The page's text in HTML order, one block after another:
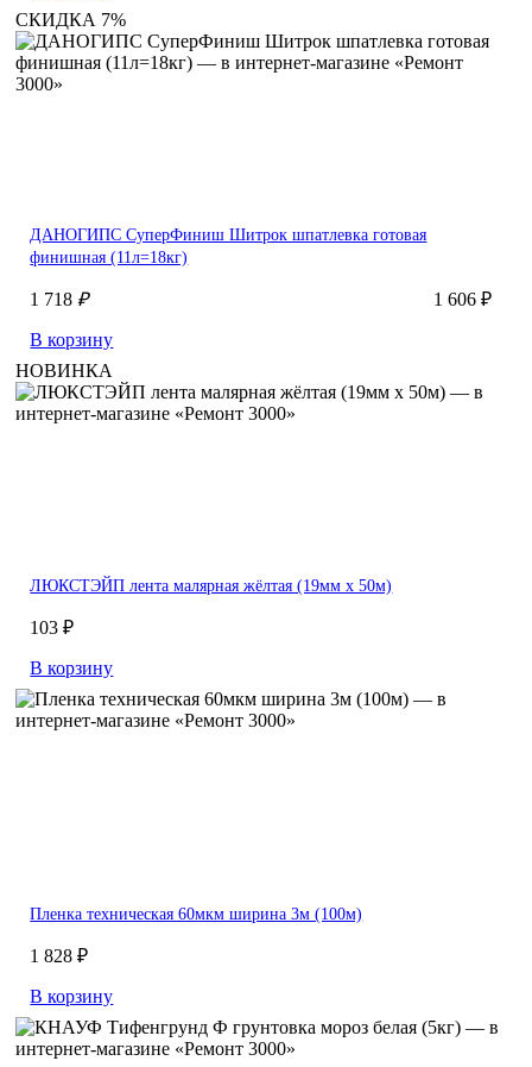
СКИДКА 7%
ДАНОГИПС СуперФиниш Шитрок шпатлевка готовая
финишная (11л=18кг)
1 718₽
1 606 ₽
В корзину
НОВИНКА
ЛЮКСТЭЙП лента малярная жёлтая (19мм х 50м)
103 ₽
В корзину
Пленка техническая 60мкм ширина 3м (100м)
1 828 ₽
В корзину